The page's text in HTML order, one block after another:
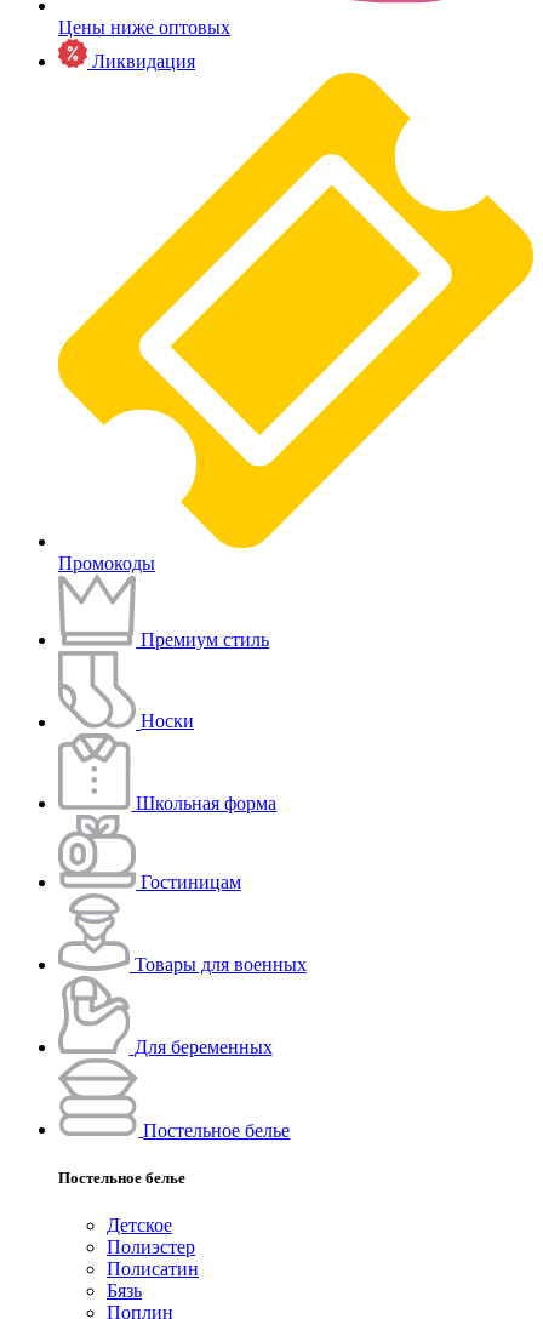
Цены ниже оптовых
Ликвидация
Промокоды
Премиум стиль
Носки
Школьная форма
Гостиницам
Товары для военных
Для беременных
Постельное белье
Постельное белье
Детское
Полиэстeр
Полисатин
Бязь
Поплин